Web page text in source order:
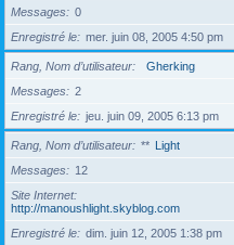
Messages
0
Enregistré le
mer. juin 08, 2005 4:50 pm
Rang, Nom d’utilisateur
Gherking
Messages
2
Enregistré le
jeu. juin 09, 2005 6:13 pm
Rang, Nom d’utilisateur ** Light
Messages
12
Site Internet
http://manoushlight.skyblog.com
Enregistré le
dim. juin 12, 2005 1:38 pm